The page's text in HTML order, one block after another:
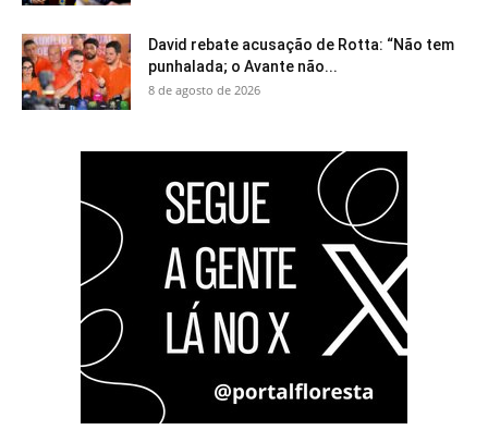
David rebate acusação de Rotta: “Não tem
punhalada; o Avante não...
8 de agosto de 2026